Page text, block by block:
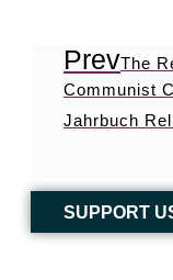
PrevThe
Communist
Jahrbuch
SUPPORT